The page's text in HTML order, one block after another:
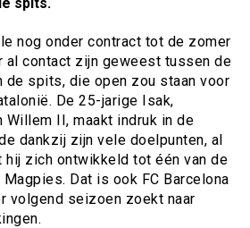
nog onder contract tot de zomer
al contact zijn geweest tussen de
de spits, die open zou staan voor
De 25-jarige Isak,
II, maakt indruk in de
dankzij zijn vele doelpunten, al
zich ontwikkeld tot één van de
Dat is ook FC Barcelona
volgend seizoen zoekt naar